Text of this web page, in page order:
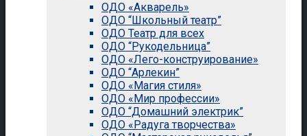
ОДО «Акварель»
ОДО “Школьный театр”
ОДО Театр для всех
ОДО “Рукодельница”
ОДО «Лего-конструирование»
ОДО “Арлекин”
ОДО «Магия стиля»
ОДО «Мир профессии»
ОДО “Домашний электрик”
ОДО «Радуга творчества»